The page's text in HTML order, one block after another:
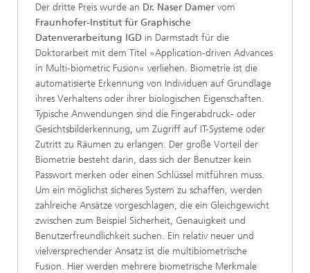
Der dritte Preis wurde an Dr. Naser Damer vom
Fraunhofer-Institut für Graphische
Datenverarbeitung IGD in Darmstadt für die
Doktorarbeit mit dem Titel »Application-driven Advances
in Multi-biometric Fusion« verliehen. Biometrie ist die
automatisierte Erkennung von Individuen auf Grundlage
ihres Verhaltens oder ihrer biologischen Eigenschaften.
Typische Anwendungen sind die Fingerabdruck- oder
Gesichtsbilderkennung, um Zugriff auf IT-Systeme oder
Zutritt zu Räumen zu erlangen. Der große Vorteil der
Biometrie besteht darin, dass sich der Benutzer kein
Passwort merken oder einen Schlüssel mitführen muss.
Um ein möglichst sicheres System zu schaffen, werden
zahlreiche Ansätze vorgeschlagen, die ein Gleichgewicht
zwischen zum Beispiel Sicherheit, Genauigkeit und
Benutzerfreundlichkeit suchen. Ein relativ neuer und
vielversprechender Ansatz ist die multibiometrische
Fusion. Hier werden mehrere biometrische Merkmale